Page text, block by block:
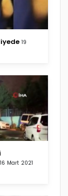
19
16 Mart 2021